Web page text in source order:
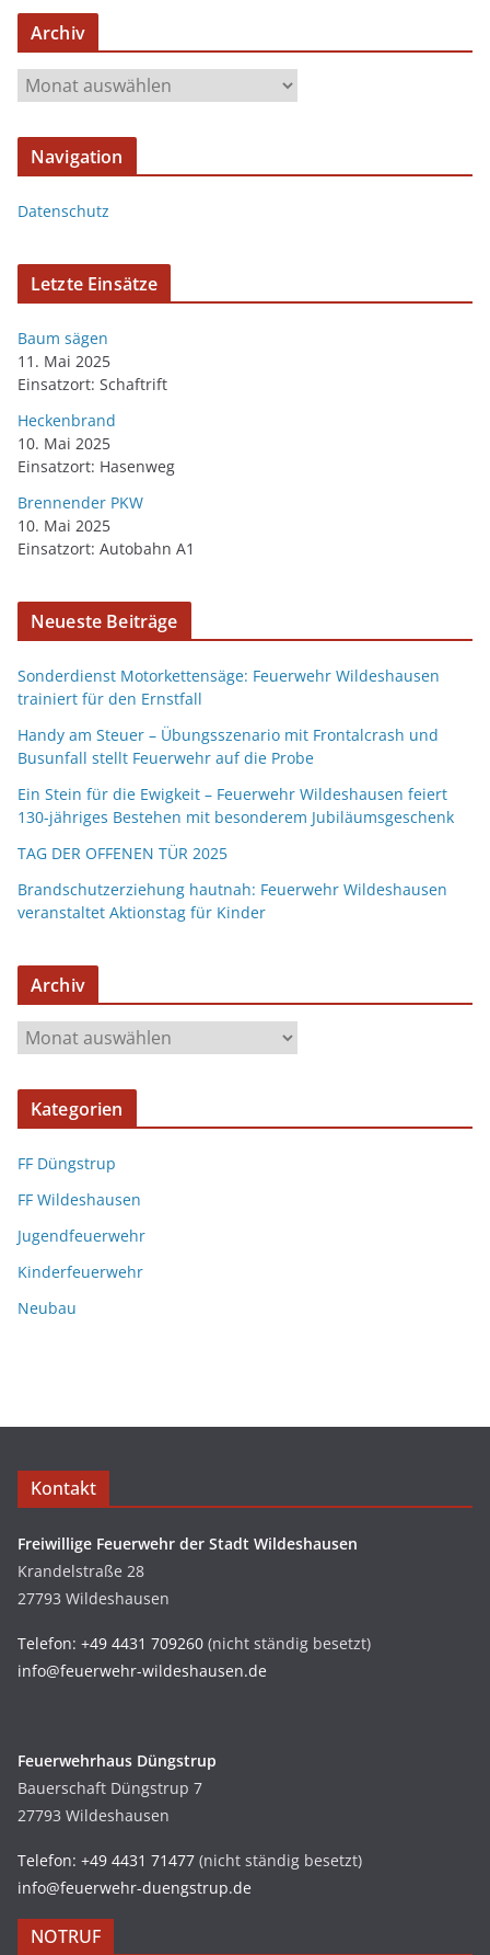
Archiv
Navigation
Datenschutz
Letzte Einsätze
Baum sägen
11. Mai 2025
Einsatzort: Schaftrift
Heckenbrand
10. Mai 2025
Einsatzort: Hasenweg
Brennender PKW
10. Mai 2025
Einsatzort: Autobahn A1
Neueste Beiträge
Sonderdienst Motorkettensäge: Feuerwehr Wildeshausen
trainiert für den Ernstfall
Handy am Steuer – Übungsszenario mit Frontalcrash und
Busunfall stellt Feuerwehr auf die Probe
Ein Stein für die Ewigkeit – Feuerwehr Wildeshausen feiert
130-jähriges Bestehen mit besonderem Jubiläumsgeschenk
TAG DER OFFENEN TÜR 2025
Brandschutzerziehung hautnah: Feuerwehr Wildeshausen
veranstaltet Aktionstag für Kinder
Archiv
Kategorien
FF Düngstrup
FF Wildeshausen
Jugendfeuerwehr
Kinderfeuerwehr
Neubau
Kontakt
Freiwillige Feuerwehr der Stadt Wildeshausen
Krandelstraße 28
27793 Wildeshausen
Telefon: +49 4431 709260 (nicht ständig besetzt)
info@feuerwehr-wildeshausen.de
Feuerwehrhaus Düngstrup
Bauerschaft Düngstrup 7
27793 Wildeshausen
Telefon: +49 4431 71477 (nicht ständig besetzt)
info@feuerwehr-duengstrup.de
NOTRUF